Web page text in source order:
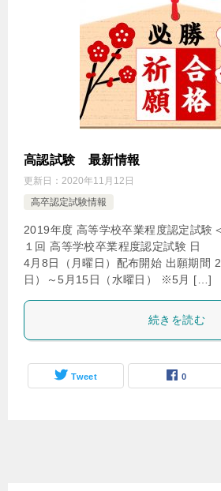
高認試験 最新情報
更新日： 2020年11月12日
高卒認定試験情報
2019年度 高等学校卒業程度認定試験
１回 高等学校卒業程度認定試験 日
4月8日（月曜日）配布開始 出願期間
日）～5月15日（水曜日） ※5月 […]
続きを読む
Tweet 0